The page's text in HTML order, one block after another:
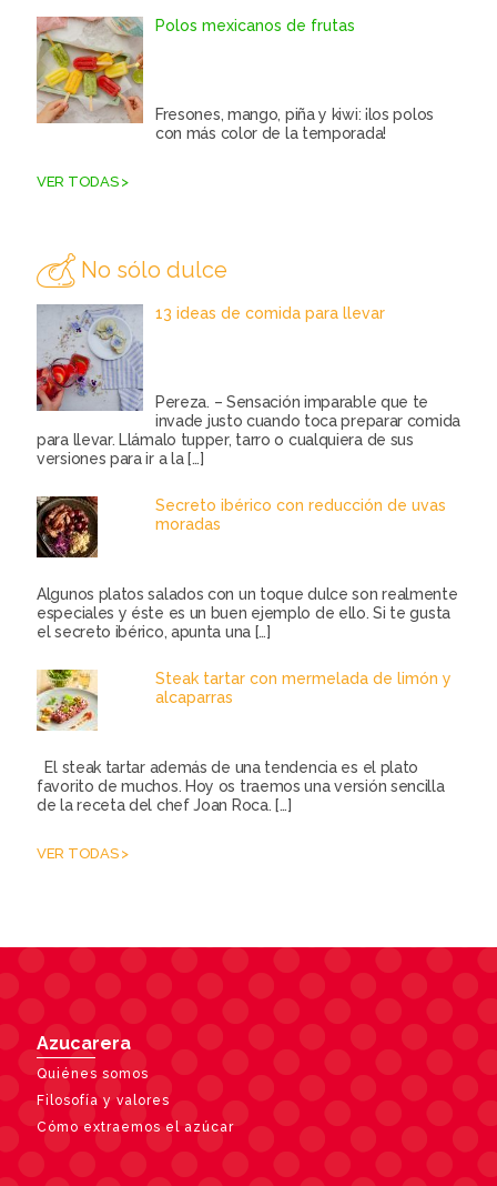
Polos mexicanos de frutas
Fresones, mango, piña y kiwi: ¡los polos
con más color de la temporada!
VER TODAS >
No sólo dulce
13 ideas de comida para llevar
Pereza. – Sensación imparable que te
invade justo cuando toca preparar comida
para llevar. Llámalo tupper, tarro o cualquiera de sus
versiones para ir a la[…]
Secreto ibérico con reducción de uvas
moradas
Algunos platos salados con un toque dulce son realmente
especiales y éste es un buen ejemplo de ello. Si te gusta
el secreto ibérico, apunta una […]
Steak tartar con mermelada de limón y
alcaparras
El steak tartar además de una tendencia es el plato
favorito de muchos. Hoy os traemos una versión sencilla
de la receta del chef Joan Roca. […]
VER TODAS >
Azucarera
Quiénes somos
Filosofía y valores
Cómo extraemos el azúcar